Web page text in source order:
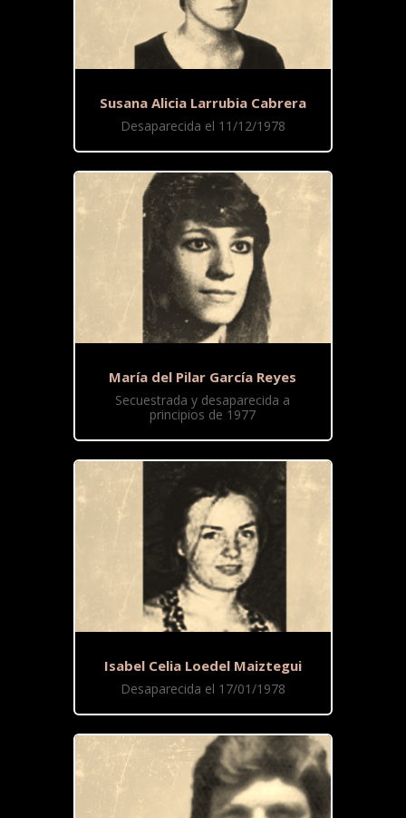
Susana Alicia Larrubia Cabrera
Desaparecida el 11/12/1978
María del Pilar García Reyes
Secuestrada y desaparecida a
principios de 1977
Isabel Celia Loedel Maiztegui
Desaparecida el 17/01/1978